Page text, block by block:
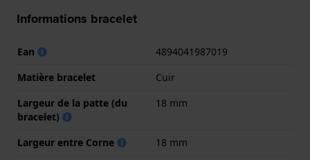
Informations bracelet
Ean
4894041987019
Matière bracelet
Cuir
Largeur de la patte (du
bracelet)
18 mm
Largeur entre Corne
18 mm